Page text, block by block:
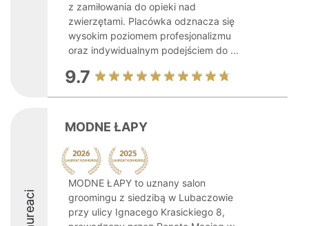
z zamiłowania do opieki nad
zwierzętami. Placówka odznacza się
wysokim poziomem profesjonalizmu
oraz indywidualnym podejściem do ...
9.7
Laureaci
MODNE ŁAPY
MODNE ŁAPY to uznany salon
groomingu z siedzibą w Lubaczowie
przy ulicy Ignacego Krasickiego 8,